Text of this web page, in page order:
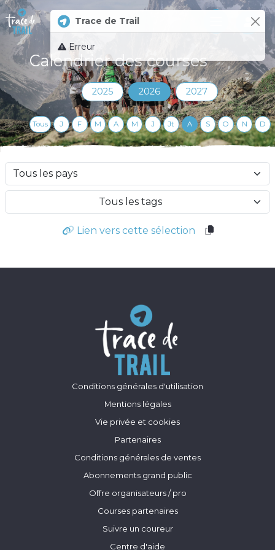
Log
Calendrier des courses
2025 2026 2027
Tous J F M A M J Jt A S O N D
Tous les tags
Lien vers cette sélection
Conditions générales d'utilisation
Mentions légales
Vie privée et cookies
Partenaires
Conditions générales de ventes
Abonnements grand public
Offre organisateurs / pro
Courses partenaires
Suivre un coureur
Centre d'aide
Trace de Trail
Erreur